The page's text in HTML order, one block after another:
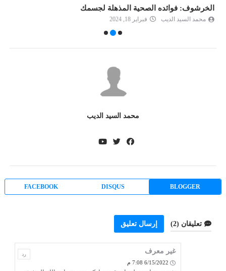
الخرشوف: فوائده الصحية المذهلة لجسمك
محمد السيد الديب فبراير 18, 2024
محمد السيد الديب
BLOGGER
DISQUS
FACEBOOK
تعليقان (2) إرسال تعليق
غير معرف
6/15/2022 7:08 م
رد